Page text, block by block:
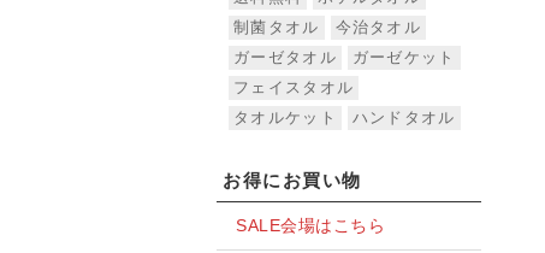
制菌タオル
今治タオル
ガーゼタオル
ガーゼケット
フェイスタオル
タオルケット
ハンドタオル
お得にお買い物
SALE会場はこちら